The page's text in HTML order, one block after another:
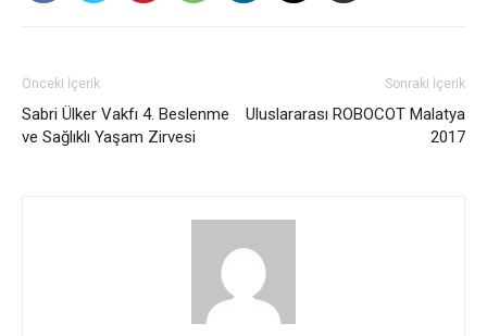
Önceki İçerik
Sabri Ülker Vakfı 4. Beslenme
ve Sağlıklı Yaşam Zirvesi
Sonraki İçerik
Uluslararası ROBOCOT Malatya
2017